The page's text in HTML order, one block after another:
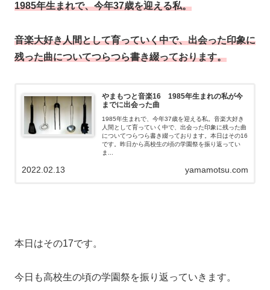
1985年生まれで、今年37歳を迎える私。
音楽大好き人間として育っていく中で、出会った印象に
残った曲についてつらつら書き綴っております。
やまもつと音楽16 1985年生まれの私が今
までに出会った曲
1985年生まれで、今年37歳を迎える私。音楽大好き
人間として育っていく中で、出会った印象に残った曲
についてつらつら書き綴っております。本日はその16
です。昨日から高校生の頃の学園祭を振り返ってい
ま...
yamamotsu.com
2022.02.13
本日はその17です。
今日も高校生の頃の学園祭を振り返っていきます。